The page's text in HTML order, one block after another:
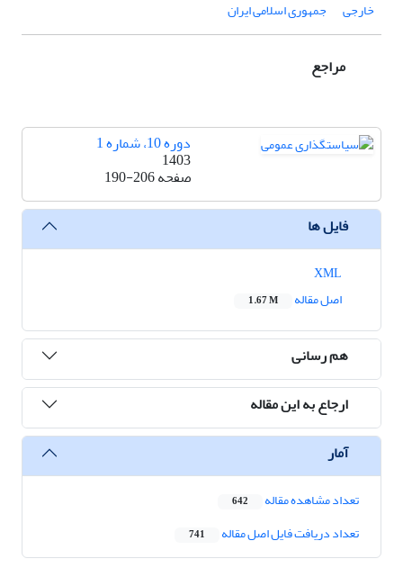
خارجی جمهوری اسلامی ایران
مراجع
دوره 10، شماره 1
1403
صفحه190-206
فایل ها
اصل مقاله
1.67 M
هم رسانی
ارجاع به این مقاله
آمار
تعداد مشاهده مقاله 642
تعداد دریافت فایل اصل مقاله 741